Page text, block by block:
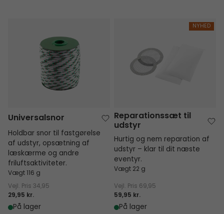
Universalsnor
Holdbar snor til fastgørelse
af udstyr, opsætning af
læskærme og andre
friluftsaktiviteter.
Vægt 116 g
Vejl. Pris 34,95
29,95 kr.
På lager
Reparationssæt til udstyrNYHED
Reparationssæt til
udstyr
Hurtig og nem reparation af
udstyr – klar til dit næste
eventyr.
Vægt 22 g
Vejl. Pris 69,95
59,95 kr.
På lager